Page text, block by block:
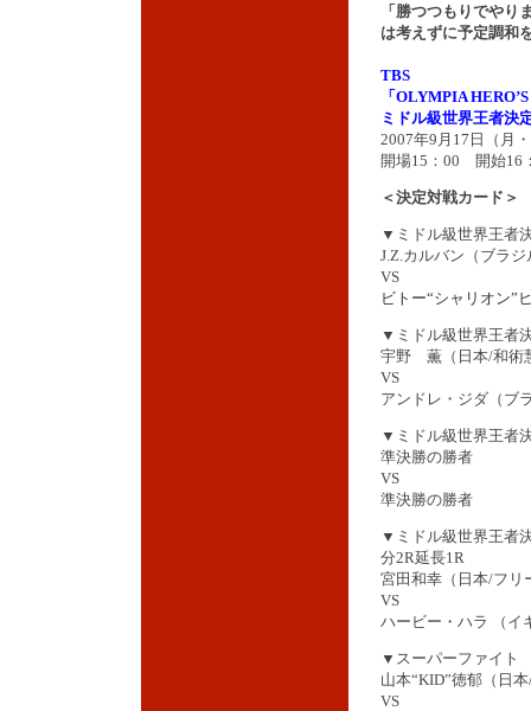
「勝つつもりでや
は考えずに予定調和
TBS
「OLYMPIA
ミドル級世界王者決
2007年9月17日（月
開場15：00 開始16
＜決定対戦カード＞
▼ミドル級世界王者
J.Z.カルバン（ブラ
VS
ビトー“シャリオン”
▼ミドル級世界王者
宇野 薫 （日本/和
VS
アンドレ・ジダ（ブ
▼ミドル級世界王者
準決勝の勝者
VS
準決勝の勝者
▼ミドル級世界王者
分2R延長1R
宮田和幸（日本/フリ
VS
ハービー・ハラ （イ
▼スーパーファイト
山本“KID”徳郁（日
VS